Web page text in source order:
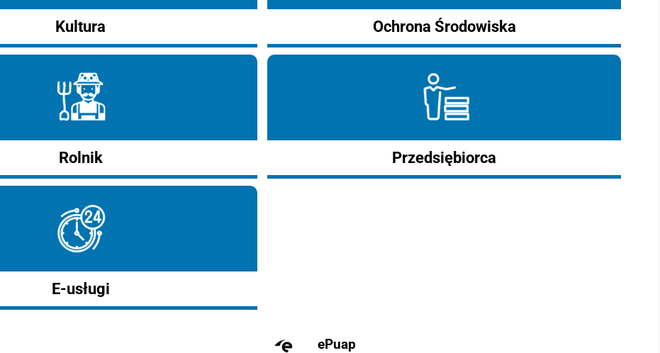
Kultura Ochrona Środowiska
Rolnik Przedsiębiorca
E-usługi
ePuap